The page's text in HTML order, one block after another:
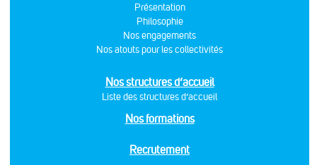
Présentation
Philosophie
Nos engagements
Nos atouts pour les collectivités
Nos structures d’accueil
Liste des structures d’accueil
Nos formations
Recrutement